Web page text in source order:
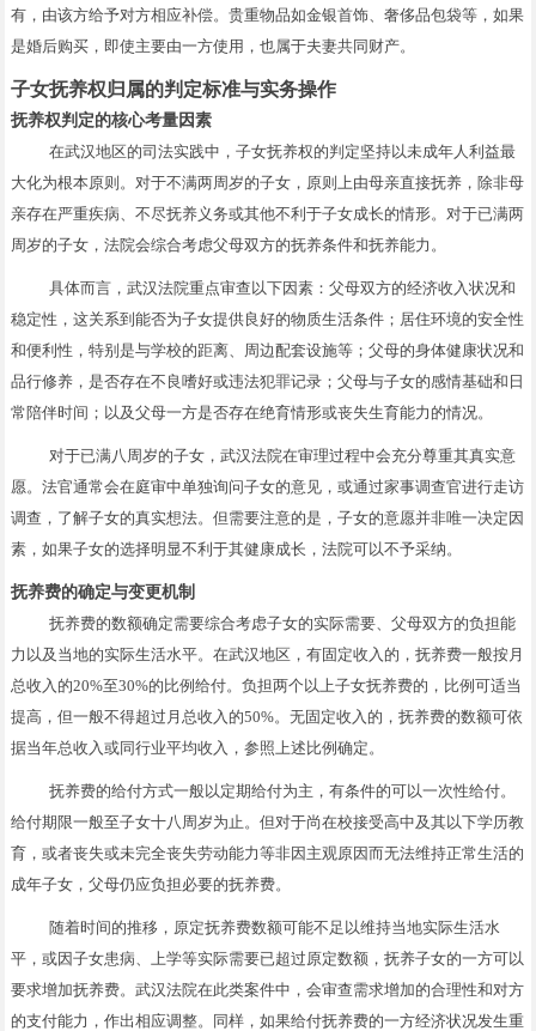
有，由该方给予对方相应补偿。贵重物品如金银首饰、奢侈品包袋等，如果
是婚后购买，即使主要由一方使用，也属于夫妻共同财产。
子女抚养权归属的判定标准与实务操作
抚养权判定的核心考量因素
在武汉地区的司法实践中，子女抚养权的判定坚持以未成年人利益最
大化为根本原则。对于不满两周岁的子女，原则上由母亲直接抚养，除非母
亲存在严重疾病、不尽抚养义务或其他不利于子女成长的情形。对于已满两
周岁的子女，法院会综合考虑父母双方的抚养条件和抚养能力。
具体而言，武汉法院重点审查以下因素：父母双方的经济收入状况和
稳定性，这关系到能否为子女提供良好的物质生活条件；居住环境的安全性
和便利性，特别是与学校的距离、周边配套设施等；父母的身体健康状况和
品行修养，是否存在不良嗜好或违法犯罪记录；父母与子女的感情基础和日
常陪伴时间；以及父母一方是否存在绝育情形或丧失生育能力的情况。
对于已满八周岁的子女，武汉法院在审理过程中会充分尊重其真实意
愿。法官通常会在庭审中单独询问子女的意见，或通过家事调查官进行走访
调查，了解子女的真实想法。但需要注意的是，子女的意愿并非唯一决定因
素，如果子女的选择明显不利于其健康成长，法院可以不予采纳。
抚养费的确定与变更机制
抚养费的数额确定需要综合考虑子女的实际需要、父母双方的负担能
力以及当地的实际生活水平。在武汉地区，有固定收入的，抚养费一般按月
总收入的20%至30%的比例给付。负担两个以上子女抚养费的，比例可适当
提高，但一般不得超过月总收入的50%。无固定收入的，抚养费的数额可依
据当年总收入或同行业平均收入，参照上述比例确定。
抚养费的给付方式一般以定期给付为主，有条件的可以一次性给付。
给付期限一般至子女十八周岁为止。但对于尚在校接受高中及其以下学历教
育，或者丧失或未完全丧失劳动能力等非因主观原因而无法维持正常生活的
成年子女，父母仍应负担必要的抚养费。
随着时间的推移，原定抚养费数额可能不足以维持当地实际生活水
平，或因子女患病、上学等实际需要已超过原定数额，抚养子女的一方可以
要求增加抚养费。武汉法院在此类案件中，会审查需求增加的合理性和对方
的支付能力，作出相应调整。同样，如果给付抚养费的一方经济状况发生重